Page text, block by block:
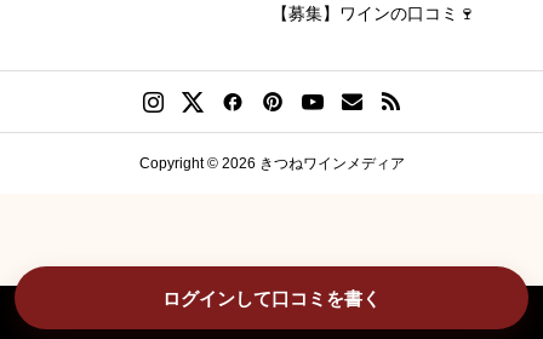
【募集】ワインの口コミ🍷
Copyright © 2026 きつねワインメディア
ログインして口コミを書く